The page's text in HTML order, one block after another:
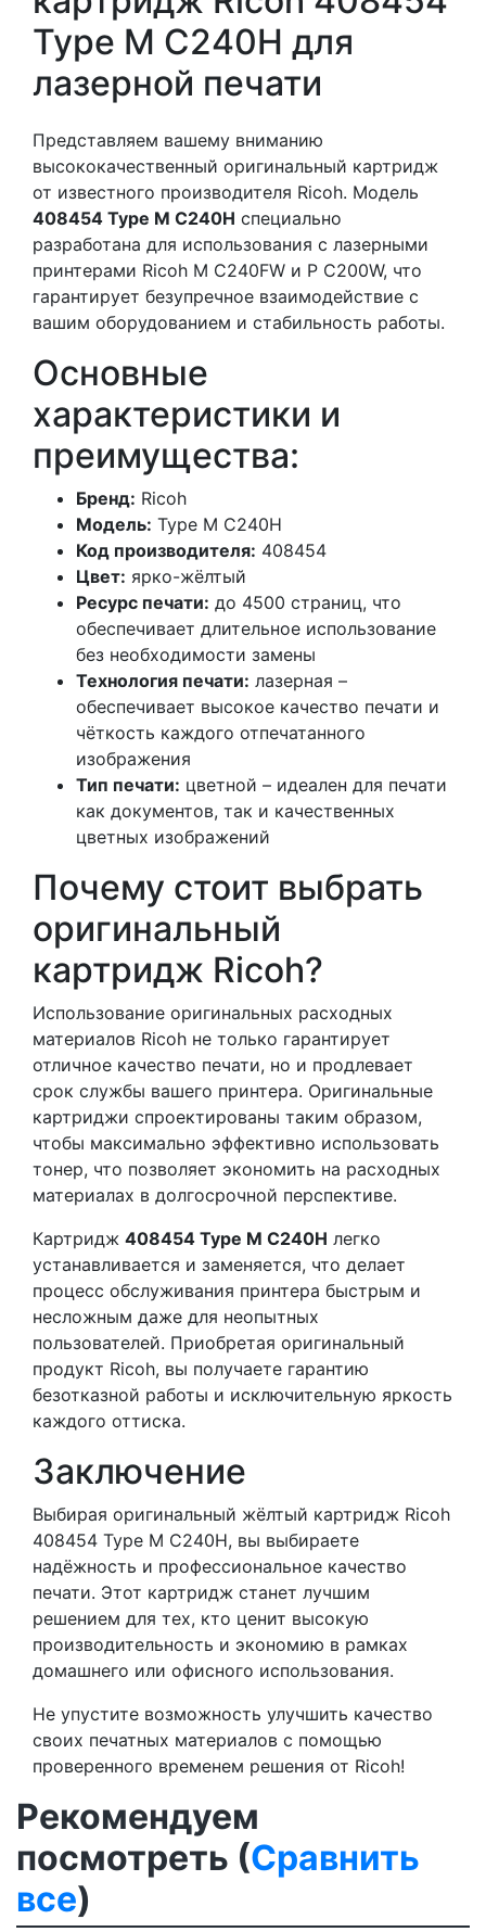
Type M C240H для
лазерной печати
Представляем вашему вниманию
высококачественный оригинальный картридж
от известного производителя Ricoh. Модель
408454 Type M C240H специально
разработана для использования с лазерными
принтерами Ricoh M C240FW и P C200W, что
гарантирует безупречное взаимодействие с
вашим оборудованием и стабильность работы.
Основные
характеристики и
преимущества:
Бренд: Ricoh
Модель: Type M C240H
Код производителя: 408454
Цвет: ярко-жёлтый
Ресурс печати: до 4500 страниц, что
обеспечивает длительное использование
без необходимости замены
Технология печати: лазерная –
обеспечивает высокое качество печати и
чёткость каждого отпечатанного
изображения
Тип печати: цветной – идеален для печати
как документов, так и качественных
цветных изображений
Почему стоит выбрать
оригинальный
картридж Ricoh?
Использование оригинальных расходных
материалов Ricoh не только гарантирует
отличное качество печати, но и продлевает
срок службы вашего принтера. Оригинальные
картриджи спроектированы таким образом,
чтобы максимально эффективно использовать
тонер, что позволяет экономить на расходных
материалах в долгосрочной перспективе.
Картридж 408454 Type M C240H легко
устанавливается и заменяется, что делает
процесс обслуживания принтера быстрым и
несложным даже для неопытных
пользователей. Приобретая оригинальный
продукт Ricoh, вы получаете гарантию
безотказной работы и исключительную яркость
каждого оттиска.
Заключение
Выбирая оригинальный жёлтый картридж Ricoh
408454 Type M C240H, вы выбираете
надёжность и профессиональное качество
печати. Этот картридж станет лучшим
решением для тех, кто ценит высокую
производительность и экономию в рамках
домашнего или офисного использования.
Не упустите возможность улучшить качество
своих печатных материалов с помощью
проверенного временем решения от Ricoh!
Рекомендуем
посмотреть (Сравнить
все)